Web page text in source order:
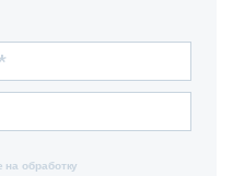
на обработку